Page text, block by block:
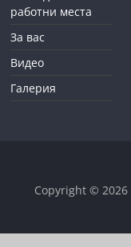
работни места
За вас
Видео
Галерия
Copyright © 2026